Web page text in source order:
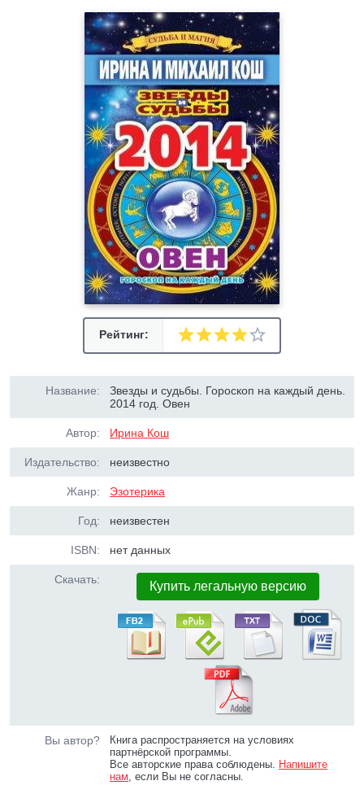
Рейтинг:
Название:
Звезды и судьбы. Гороскоп на каждый день.
2014 год. Овен
Автор: Ирина Кош
Издательство: неизвестно
Жанр: Эзотерика
Год: неизвестен
ISBN: нет данных
Скачать: Купить легальную версию
Вы автор?
Книга распространяется на условиях
партнёрской программы.
Все авторские права соблюдены. Напишите
нам, если Вы не согласны.